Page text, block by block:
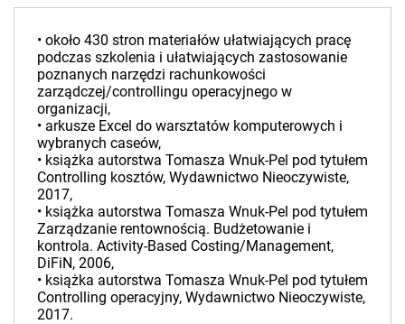
• około 430 stron materiałów ułatwiających pracę
podczas szkolenia i ułatwiających zastosowanie
poznanych narzędzi rachunkowości
zarządczej/controllingu operacyjnego w
organizacji,
• arkusze Excel do warsztatów komputerowych i
wybranych caseów,
• książka autorstwa Tomasza Wnuk-Pel pod tytułem
Controlling kosztów, Wydawnictwo Nieoczywiste,
2017,
• książka autorstwa Tomasza Wnuk-Pel pod tytułem
Zarządzanie rentownością. Budżetowanie i
kontrola. Activity-Based Costing/Management,
DiFiN, 2006,
• książka autorstwa Tomasza Wnuk-Pel pod tytułem
Controlling operacyjny, Wydawnictwo Nieoczywiste,
2017.